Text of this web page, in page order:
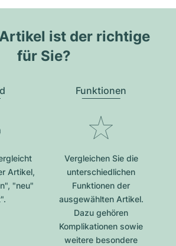
ist der richtige
für Sie?
Artikel,
"neu"
Funktionen
Vergleichen Sie die
unterschiedlichen
Funktionen der
ausgewählten Artikel.
Dazu gehören
Komplikationen sowie
weitere besondere